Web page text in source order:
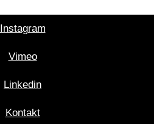
Instagram
Vimeo
Linkedin
Kontakt